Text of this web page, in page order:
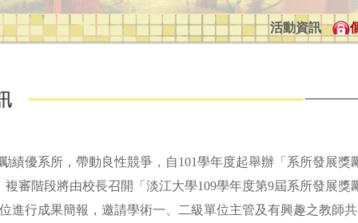
活動資訊
績優系所，帶動良性競爭，自101學年度起舉辦「系所發展獎
複審階段將由校長召開「淡江大學109學年度第9屆系所發展獎
進行成果簡報，邀請學術一、二級單位主管及有興趣之教師